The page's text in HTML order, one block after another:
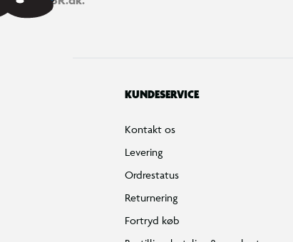
KUNDESERVICE
Kontakt os
Levering
Ordrestatus
Returnering
Fortryd køb